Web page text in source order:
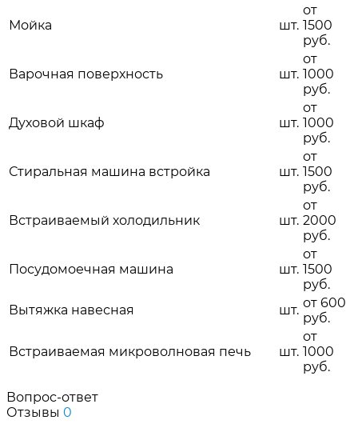
Мойка шт.
от
1500
руб.
Варочная поверхность шт.
от
1000
руб.
Духовой шкаф шт.
от
1000
руб.
Стиральная машина встройка шт.
от
1500
руб.
Встраиваемый холодильник шт.
от
2000
руб.
Посудомоечная машина шт.
от
1500
руб.
Вытяжка навесная
шт. от 600
руб.
Встраиваемая микроволновая печь шт.
от
1000
руб.
Вопрос-ответ
Отзывы 0